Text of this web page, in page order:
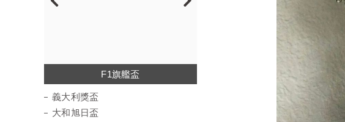
義大利獎盃
大和旭日盃
西班牙皇家盃
英國超級盃
F1旗艦盃
精工典藏盃
文藝金像獎
普羅合金獎盃
凱旋冠軍獎盃
義大利獎盃
大和旭日盃